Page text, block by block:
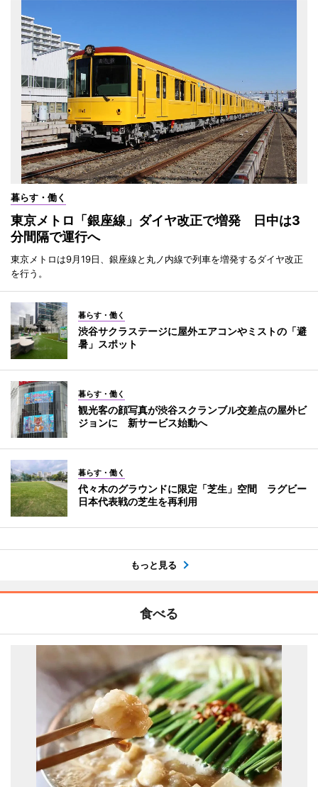
暮らす・働く
東京メトロ「銀座線」ダイヤ改正で増発 日中は3
分間隔で運行へ
東京メトロは9月19日、銀座線と丸ノ内線で列車を増発するダイヤ改正
を行う。
暮らす・働く
渋谷サクラステージに屋外エアコンやミストの「避
暑」スポット
暮らす・働く
観光客の顔写真が渋谷スクランブル交差点の屋外ビ
ジョンに 新サービス始動へ
暮らす・働く
代々木のグラウンドに限定「芝生」空間 ラグビー
日本代表戦の芝生を再利用
もっと見る
食べる